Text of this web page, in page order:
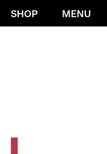
SHOP MENU